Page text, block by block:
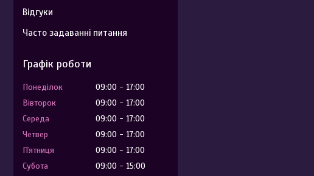
Відгуки
Часто задаванні питання
Графік роботи
Понеділок 09:00
17:00
Вівторок
09:00
17:00
Середа
09:00
17:00
Четвер
09:00
17:00
Пʼятниця
09:00
17:00
Субота
09:00
15:00